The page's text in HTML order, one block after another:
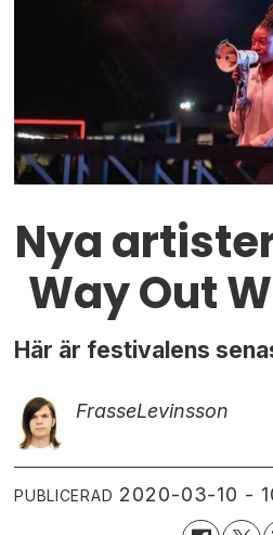
Nya
Way Out
Här är festivalens
FrasseLevinsson
PUBLICERAD 2020-03-10 -